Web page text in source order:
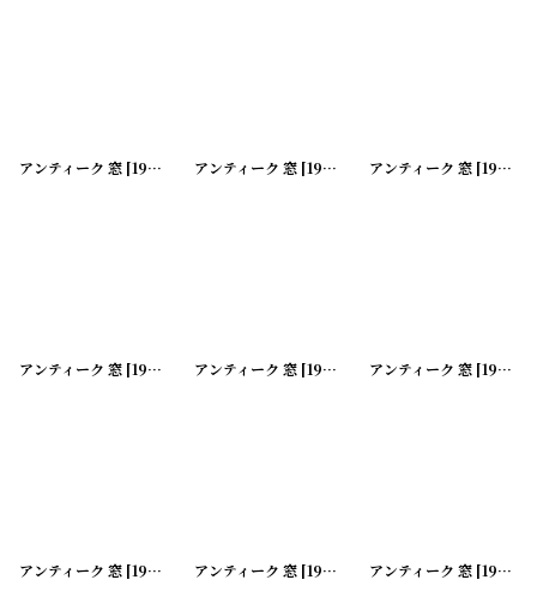
アンティーク 窓 [191113-09 ]
アンティーク 窓 [191113-10 ]アンティーク 窓 [191112-05
アンティーク 窓 [191112-06 ]
アンティーク 窓 [191112-07 ]
アンティーク 窓 [191112-08
アンティーク 窓 [191112-09 ]
アンティーク 窓 [191112-10 ]
アンティーク 窓 [191112-11